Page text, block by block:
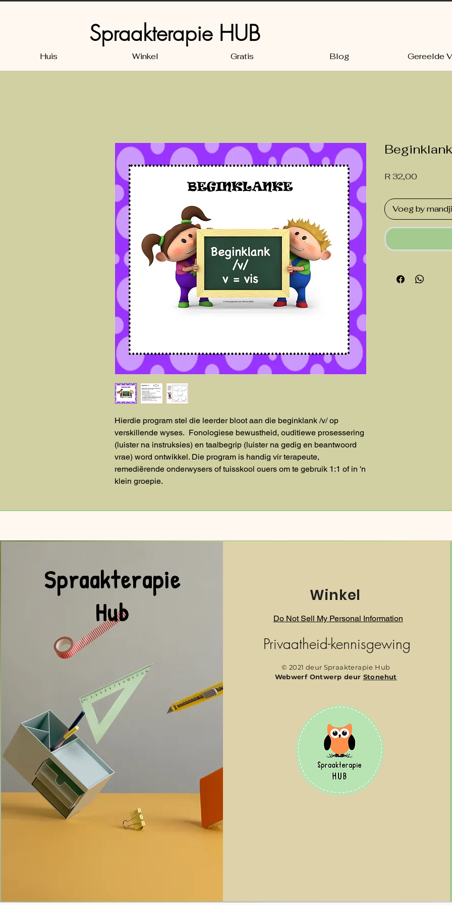
Spraakterapie HUB
Huis Winkel Gratis Blog Gereelde
Hierdie program stel die leerder bloot aan die beginklank /v/ op
verskillende wyses. Fonologiese bewustheid, ouditiewe prosessering
(luister na instruksies) en taalbegrip (luister na gedig en beantwoord
vrae) word ontwikkel. Die program is handig vir terapeute,
remediërende onderwysers of tuisskool ouers om te gebruik 1:1 of in 'n
klein groepie.
R 32,00
Voeg by
Spraakterapie
Hub
Winkel
Do Not Sell My Personal Information
Privaatheid-kennisgewing
© 2021 deur Spraakterapie Hub
Webwerf Ontwerp deur Stonehut